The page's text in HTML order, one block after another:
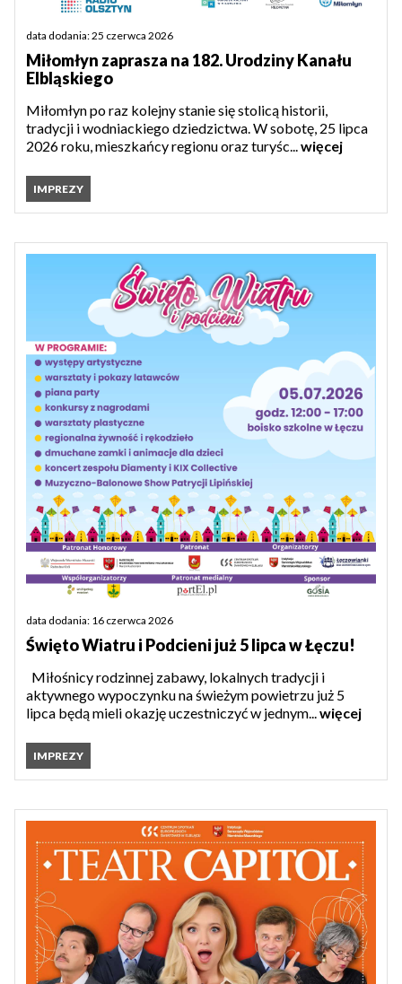
data dodania: 25 czerwca 2026
Miłomłyn zaprasza na 182. Urodziny Kanału
Elbląskiego
Miłomłyn po raz kolejny stanie się stolicą historii,
tradycji i wodniackiego dziedzictwa. W sobotę, 25 lipca
2026 roku, mieszkańcy regionu oraz turyśc...więcej
IMPREZY
data dodania: 16 czerwca 2026
Święto Wiatru i Podcieni już 5 lipca w Łęczu!
Miłośnicy rodzinnej zabawy, lokalnych tradycji i
aktywnego wypoczynku na świeżym powietrzu już 5
lipca będą mieli okazję uczestniczyć w jednym...więcej
IMPREZY